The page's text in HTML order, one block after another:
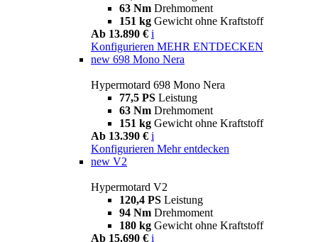
63 Nm Drehmoment
151 kg Gewicht ohne Kraftstoff
Ab 13.890 € i
Konfigurieren MEHR ENTDECKEN
new 698 Mono Nera
Hypermotard 698 Mono Nera
77,5 PS Leistung
63 Nm Drehmoment
151 kg Gewicht ohne Kraftstoff
Ab 13.390 € i
Konfigurieren Mehr entdecken
new V2
Hypermotard V2
120,4 PS Leistung
94 Nm Drehmoment
180 kg Gewicht ohne Kraftstoff
Ab 15.690 € i